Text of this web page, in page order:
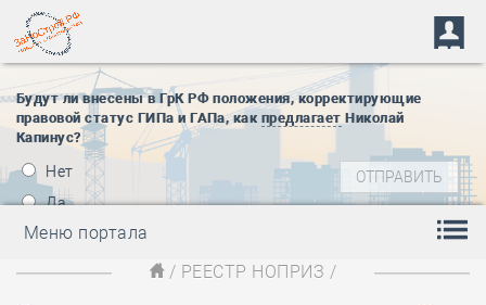
Будут ли внесены в ГрК РФ положения, корректирующие
правовой статус ГИПа и ГАПа, как предлагает Николай
Капинус?
Нет
Да
Меню портала
/ РЕЕСТР НОПРИЗ /